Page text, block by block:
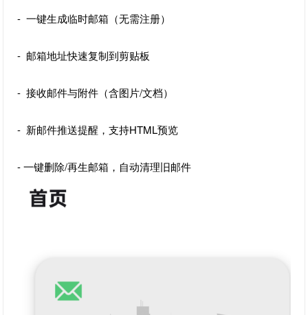
- 一键生成临时邮箱（无需注册）
- 邮箱地址快速复制到剪贴板
- 接收邮件与附件（含图片/文档）
- 新邮件推送提醒，支持HTML预览
- 一键删除/再生邮箱，自动清理旧邮件